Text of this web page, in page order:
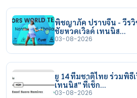
พิชญาภัค ปราบจีน - วีร
ชัยหวดเวิลด์ เทนนิส…
03-08-2026
ยู 14 ทีมชาติไทย ร่วมพิธี
เทนนิส" ที่เช็ก…
03-08-2026